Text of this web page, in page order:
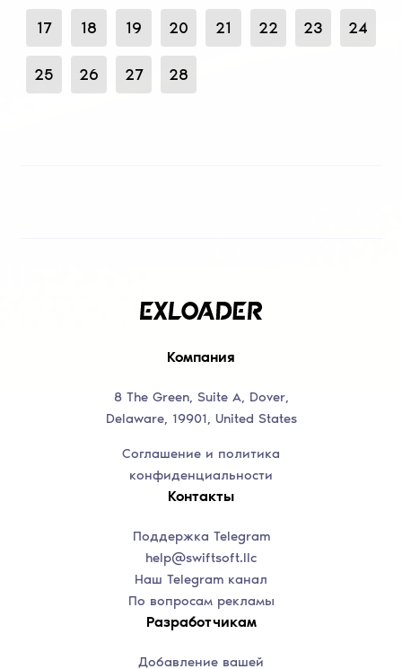
17 18 19 20 21 22 23 24
25 26 27 28
Компания
8 The Green, Suite A, Dover,
Delaware, 19901, United States
Соглашение и политика
конфиденциальности
Контакты
Поддержка Telegram
help@swiftsoft.llc
Наш Telegram канал
По вопросам рекламы
Разработчикам
Добавление вашей